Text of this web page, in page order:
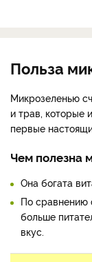
Польза
Микрозеленью
и трав, которые
первые
Чем полезна
Она богата
По сравнению
больше
вкус.